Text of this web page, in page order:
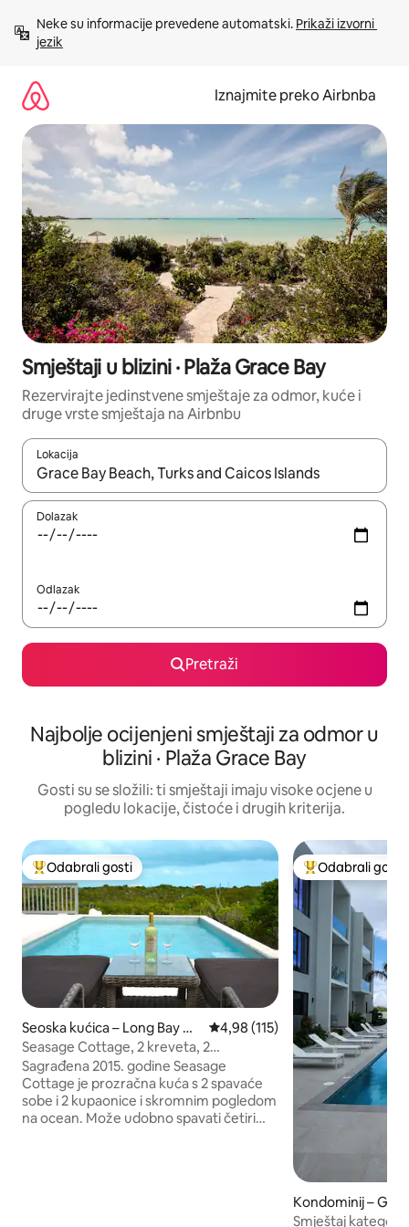
sadržaj
Neke su informacije prevedene automatski. Prikaži izvorni
jezik
Iznajmite preko Airbnba
Smještaji u blizini · Plaža Grace Bay
Rezervirajte jedinstvene smještaje za odmor, kuće i
druge vrste smještaja na Airbnbu
Lokacija
Kada budu dostupni rezultati, moći ćete ih pregledati
Dolazak
Odlazak
Pretraži
Najbolje ocijenjeni smještaji za odmor u
blizini · Plaža Grace Bay
Gosti su se složili: ti smještaji imaju visoke ocjene u
pogledu lokacije, čistoće i drugih kriterija.
Među najviše rangiranima s oznakom „Odabrali gosti”
Odabrali gosti
Seoska kućica – Long Bay Hill
s
Prosječna ocjena: 4,98/5,
4,98 (115)
Seasage Cottage, 2 kreveta, 2
kupaonice, privatni bazen i sjenica
Sagrađena 2015. godine Seasage
Cottage je prozračna kuća s 2 spavaće
sobe i 2 kupaonice i skromnim pogledom
na ocean. Može udobno spavati četiri
Među najviše
Odabrali gosti
Kondominij –
Smještaj